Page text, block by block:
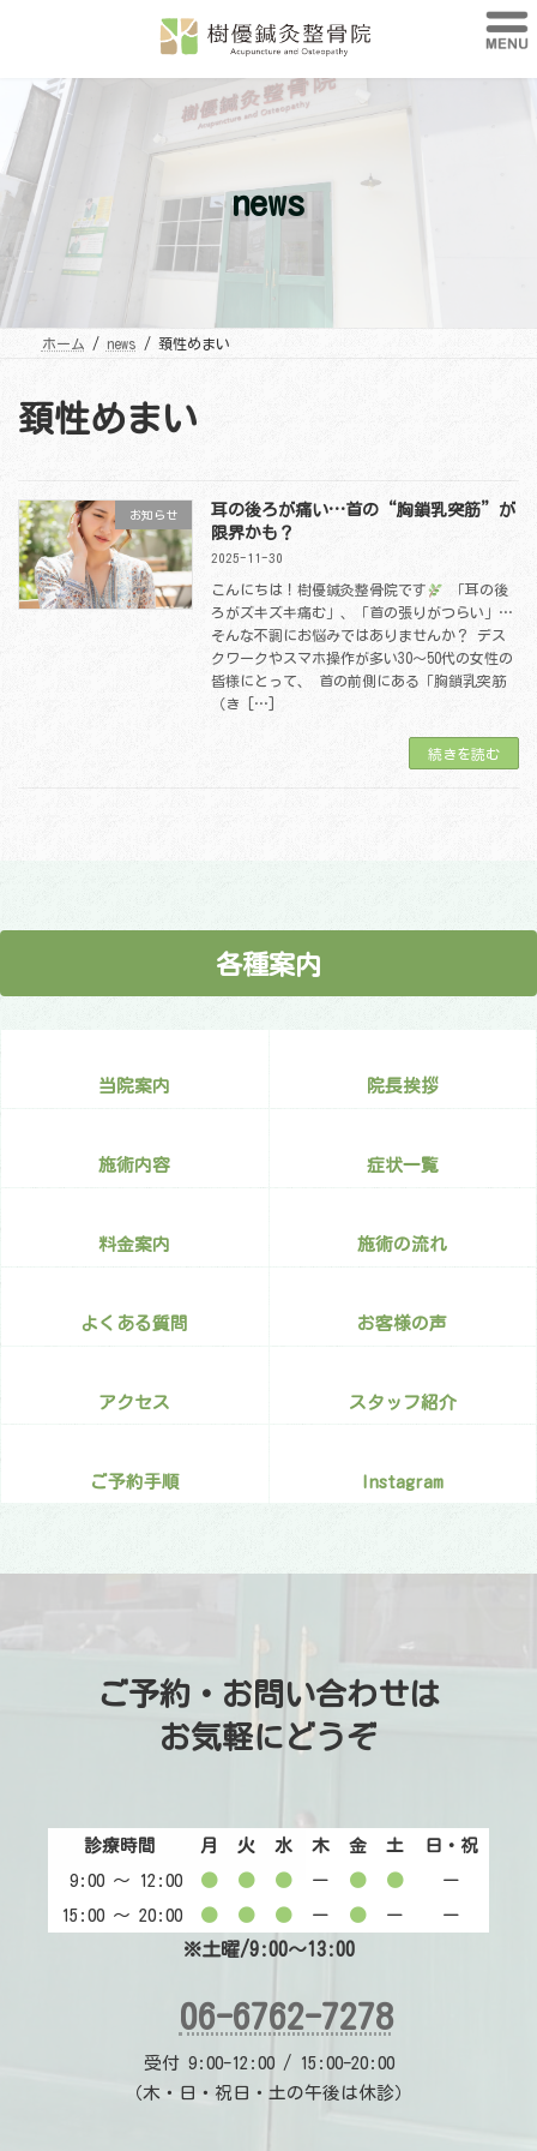
キ
ッ
プ
に
移
動
news
ホーム news 頚性めまい
頚性めまい
お知らせ
耳の後ろが痛い…首の“胸鎖乳突筋”が
限界かも？
2025-11-30
こんにちは！樹優鍼灸整骨院です
「耳の後
ろがズキズキ痛む」、「首の張りがつらい」…
そんな不調にお悩みではありませんか？ デス
クワークやスマホ操作が多い30〜50代の女性の
皆様にとって、 首の前側にある「胸鎖乳突筋
（き […]
続きを読む
各種案内
当院案内 院長挨拶
施術内容 症状一覧
料金案内 施術の流れ
よくある質問 お客様の声
アクセス スタッフ紹介
ご予約手順 Instagram
ご予約・お問い合わせは
お気軽にどうぞ
診療時間 月 火 水 木 金 土
日・祝
9:00 〜 12:00
● ● ● ー ● ●
ー
15:00 〜 20:00
● ● ● ー ● ー ー
※土曜/9:00～13:00
06-6762-7278
受付 9:00-12:00 / 15:00-20:00
（木・日・祝日・土の午後は休診）